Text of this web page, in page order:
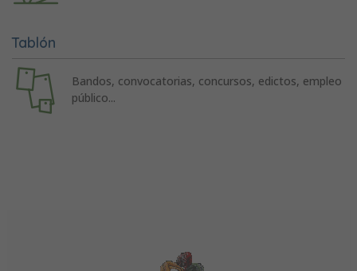
Tablón
Bandos, convocatorias, concursos, edictos, empleo
público...